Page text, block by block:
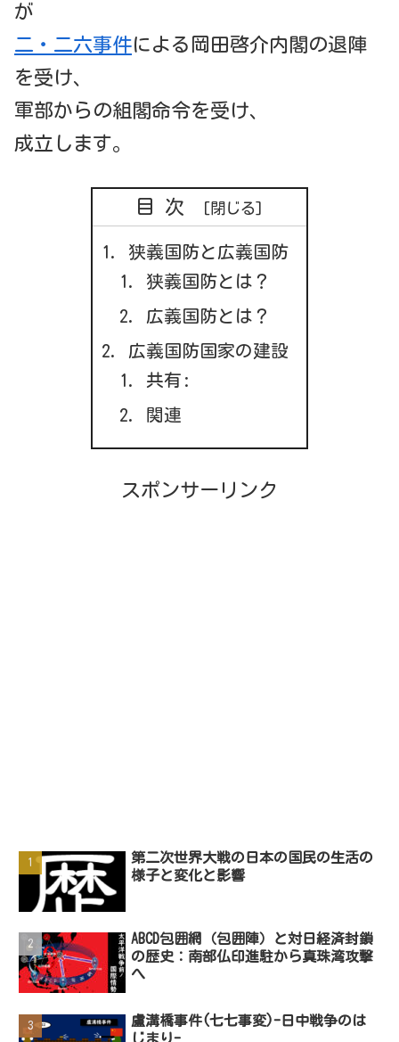
が
二・二六事件による岡田啓介内閣の退陣
を受け、
軍部からの組閣命令を受け、
成立します。
目次
狭義国防と広義国防
狭義国防とは？
広義国防とは？
広義国防国家の建設
共有:
関連
スポンサーリンク
第二次世界大戦の日本の国民の生活の
様子と変化と影響
ABCD包囲網（包囲陣）と対日経済封鎖
の歴史：南部仏印進駐から真珠湾攻撃
へ
盧溝橋事件(七七事変)-日中戦争のは
じまり-